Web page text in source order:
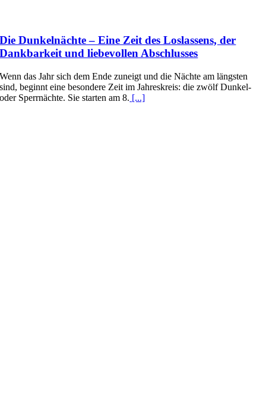
Die Dunkelnächte – Eine Zeit des Loslassens, der
Dankbarkeit und liebevollen Abschlusses
Wenn das Jahr sich dem Ende zuneigt und die Nächte am längsten
sind, beginnt eine besondere Zeit im Jahreskreis: die zwölf Dunkel-
oder Sperrnächte. Sie starten am 8. [...]